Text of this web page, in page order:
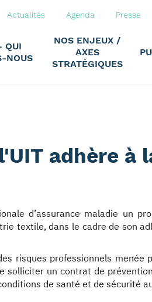
Actualités Agenda Presse
QUI
NOUS
NOS ENJEUX /
AXES
STRATÉGIQUES
adhère à
d’assurance maladie un
textile, dans le cadre de son
risques professionnels menée
solliciter un contrat de
de santé et de sécurité